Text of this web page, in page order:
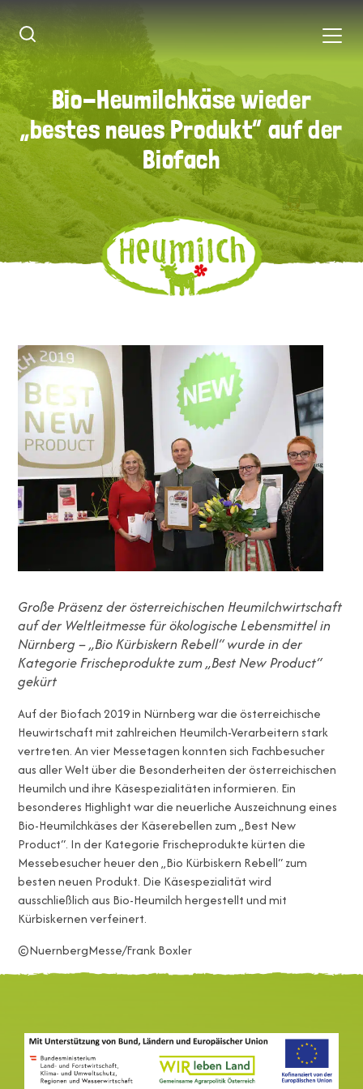
Bio-Heumilchkäse wieder
„bestes neues Produkt“ auf der
Biofach
Bio-Heumilchkäse wieder
„bestes neues Produkt“ auf der
Biofach
Große Präsenz der österreichischen Heumilchwirtschaft
auf der Weltleitmesse für ökologische Lebensmittel in
Nürnberg – „Bio Kürbiskern Rebell“ wurde in der
Kategorie Frischeprodukte zum „Best New Product“
gekürt
Auf der Biofach 2019 in Nürnberg war die österreichische
Heuwirtschaft mit zahlreichen Heumilch-Verarbeitern stark
vertreten. An vier Messetagen konnten sich Fachbesucher
aus aller Welt über die Besonderheiten der österreichischen
Heumilch und ihre Käsespezialitäten informieren. Ein
besonderes Highlight war die neuerliche Auszeichnung eines
Bio-Heumilchkäses der Käserebellen zum „Best New
Product“. In der Kategorie Frischeprodukte kürten die
Messebesucher heuer den „Bio Kürbiskern Rebell“ zum
besten neuen Produkt. Die Käsespezialität wird
ausschließlich aus Bio-Heumilch hergestellt und mit
Kürbiskernen verfeinert.
©NuernbergMesse/Frank Boxler